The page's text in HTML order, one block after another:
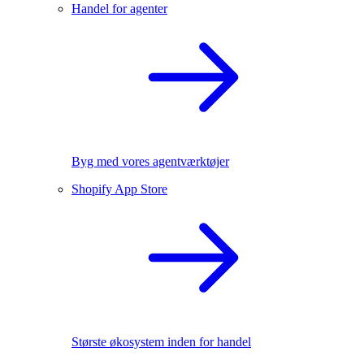
Handel for agenter
Byg med vores agentværktøjer
Shopify App Store
Største økosystem inden for handel